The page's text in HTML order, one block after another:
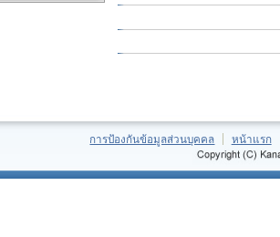
การป้องกันข้อมูลส่วนบุคคล หน้าแรก